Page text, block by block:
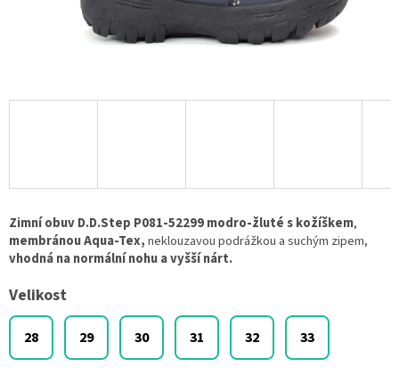
Velikost
28 29 30 31 32 33
Zimní obuv D.D.Step P081-52299 modro-žluté s kožíškem,
membránou Aqua-Tex,neklouzavou podrážkou a suchým zipem,
vhodná na normální nohu a vyšší nárt.